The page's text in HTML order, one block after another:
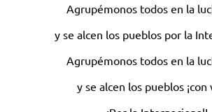
Agrupémonos todos en la
y se alcen los pueblos por la
Agrupémonos todos en la
y se alcen los pueblos ¡con